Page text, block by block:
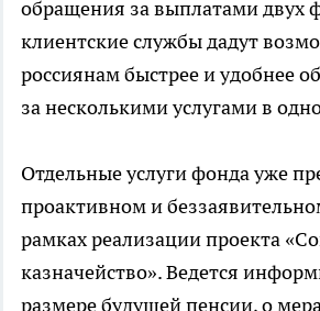
обращения за выплатами двух
клиентские службы дадут
россиянам быстрее и удобнее
за несколькими услугами в
Отдельные услуги фонда уже
проактивном и
рамках реализации проекта
казначейство». Ведется
размере будущей пенсии, о